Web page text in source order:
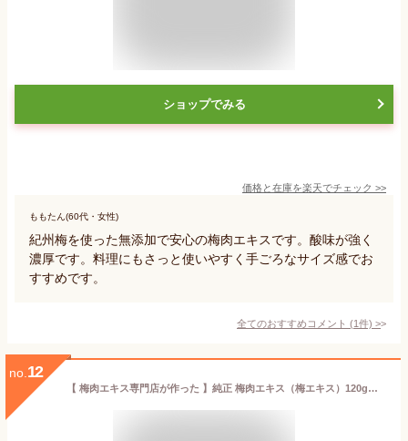
ショップでみる
価格と在庫を楽天でチェック >>
ももたん(60代・女性)
紀州梅を使った無添加で安心の梅肉エキスです。酸味が強く
濃厚です。料理にもさっと使いやすく手ごろなサイズ感でお
すすめです。
全てのおすすめコメント (1件) >
no. 12
【 梅肉エキス専門店が作った 】純正 梅肉エキス（梅エキス）120g【無添加・大容量120g・紀州産梅使用（国内産・国産）・クエン酸・みなべ町製造・青梅・塩分ゼロ・南高梅・ばいにくエキス・うめエキス】